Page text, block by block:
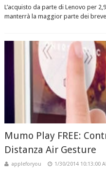
L’acquisto da parte di Lenovo per
manterrà la maggior parte dei
Mumo Play FREE:
Distanza Air Gesture
appleforyou 1/30/2014 10:13:00